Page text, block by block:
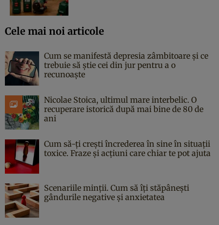
Cele mai noi articole
Cum se manifestă depresia zâmbitoare și ce
trebuie să știe cei din jur pentru a o
recunoaște
Nicolae Stoica, ultimul mare interbelic. O
recuperare istorică după mai bine de 80 de
ani
Cum să-ți crești încrederea în sine în situații
toxice. Fraze și acțiuni care chiar te pot ajuta
Scenariile minții. Cum să îți stăpânești
gândurile negative și anxietatea